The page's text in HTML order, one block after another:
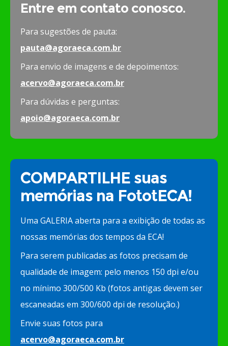
Entre em contato conosco.
Para sugestões de pauta:
pauta@agoraeca.com.br
Para envio de imagens e de depoimentos:
acervo@agoraeca.com.br
Para dúvidas e perguntas:
apoio@agoraeca.com.br
COMPARTILHE suas
memórias na FototECA!
Uma GALERIA aberta para a exibição de todas as
nossas memórias dos tempos da ECA!
Para serem publicadas as fotos precisam de
qualidade de imagem: pelo menos 150 dpi e/ou
no mínimo 300/500 Kb (fotos antigas devem ser
escaneadas em 300/600 dpi de resolução.)
Envie suas fotos para
acervo@agoraeca.com.br